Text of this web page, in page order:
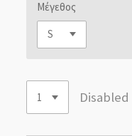
Μέγεθος
Disabled